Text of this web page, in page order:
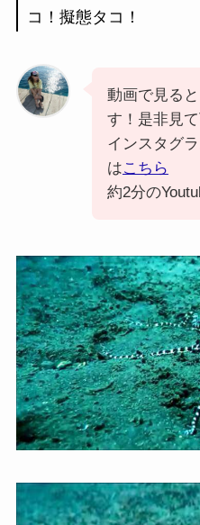
コ！擬態タコ！
動画で見る
す！是非見て
インスタグ
はこちら
約2分の